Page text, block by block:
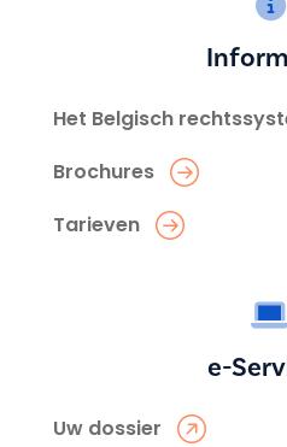
Het Belgisch
Brochures
Tarieven
e-
Uw dossier